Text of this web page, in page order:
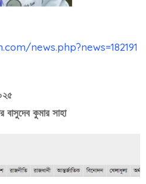
news.php?news=182191
বাসুদেব কুমার সাহা